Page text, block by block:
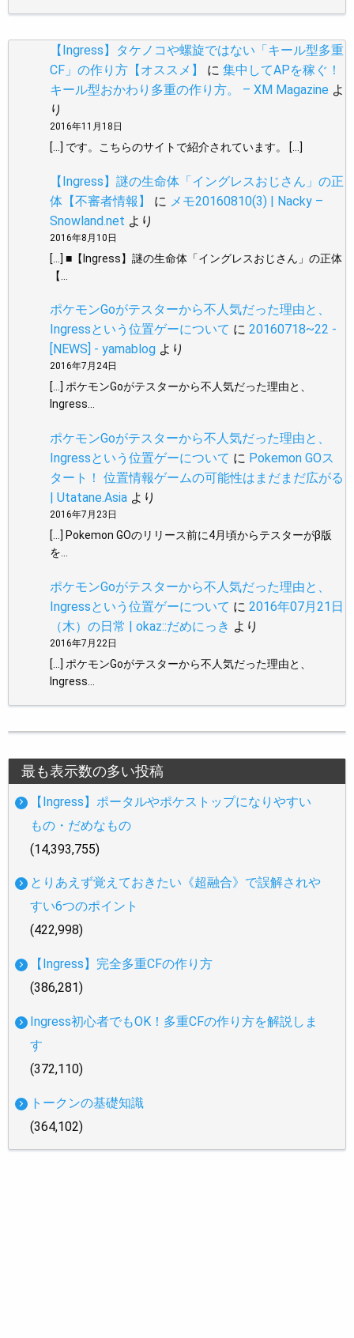
【Ingress】タケノコや螺旋ではない「キール型多重
CF」の作り方【オススメ】
に 集中してAPを稼ぐ！
キール型おかわり多重の作り方。 – XM Magazine よ
り
2016年11月18日
[…] です。こちらのサイトで紹介されています。 […]
【Ingress】謎の生命体「イングレスおじさん」の正
体【不審者情報】
に メモ20160810(3) | Nacky –
Snowland.net より
2016年8月10日
[…] ■【Ingress】謎の生命体「イングレスおじさん」の正体
【…
ポケモンGoがテスターから不人気だった理由と、
Ingressという位置ゲーについて に 20160718~22 -
[NEWS] - yamablog より
2016年7月24日
[…] ポケモンGoがテスターから不人気だった理由と、
Ingress…
ポケモンGoがテスターから不人気だった理由と、
Ingressという位置ゲーについて に Pokemon GOス
タート！ 位置情報ゲームの可能性はまだまだ広がる
| Utatane.Asia より
2016年7月23日
[…] Pokemon GOのリリース前に4月頃からテスターがβ版
を…
ポケモンGoがテスターから不人気だった理由と、
Ingressという位置ゲーについて に 2016年07月21日
（木）の日常 | okaz::だめにっき より
2016年7月22日
[…] ポケモンGoがテスターから不人気だった理由と、
Ingress…
最も表示数の多い投稿
【Ingress】ポータルやポケストップになりやすい
もの・だめなもの
(14,393,755)
とりあえず覚えておきたい《超融合》で誤解されや
すい6つのポイント
(422,998)
【Ingress】完全多重CFの作り方
(386,281)
Ingress初心者でもOK！多重CFの作り方を解説しま
す
(372,110)
トークンの基礎知識
(364,102)